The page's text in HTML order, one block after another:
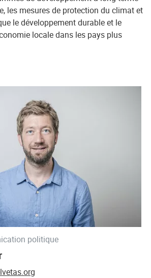
les mesures de protection du climat et
le développement durable et le
locale dans les pays plus
politique